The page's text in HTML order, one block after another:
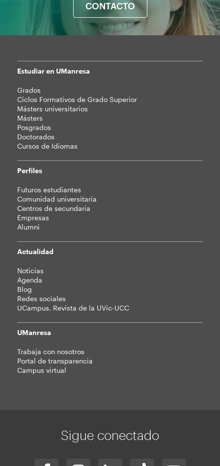
CONTACTO
Mapa
web
Estudiar en UManresa
Grados
Ciclos Formativos de Grado Superior
Másters universitarios
Másters
Posgrados
Doctorados
Cursos de Idiomas
Perfiles
Futuros estudiantes
Comunidad universitaria
Centros de secundaria
Empresas
Alumni
Actualidad
Noticias
Agenda
Blog
Redes sociales
UCampus. Revista de la UVic-UCC
UManresa
Trabaja con nosotros
Portal de transparencia
Campus virtual
Sigue conectado